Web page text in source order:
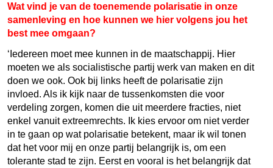
Wat vind je van de toenemende polarisatie in onze
samenleving en hoe kunnen we hier volgens jou het
best mee omgaan?
‘Iedereen moet mee kunnen in de maatschappij. Hier
moeten we als socialistische partij werk van maken en dit
doen we ook. Ook bij links heeft de polarisatie zijn
invloed. Als ik kijk naar de tussenkomsten die voor
verdeling zorgen, komen die uit meerdere fracties, niet
enkel vanuit extreemrechts. Ik kies ervoor om niet verder
in te gaan op wat polarisatie betekent, maar ik wil tonen
dat het voor mij en onze partij belangrijk is, om een
tolerante stad te zijn. Eerst en vooral is het belangrijk dat